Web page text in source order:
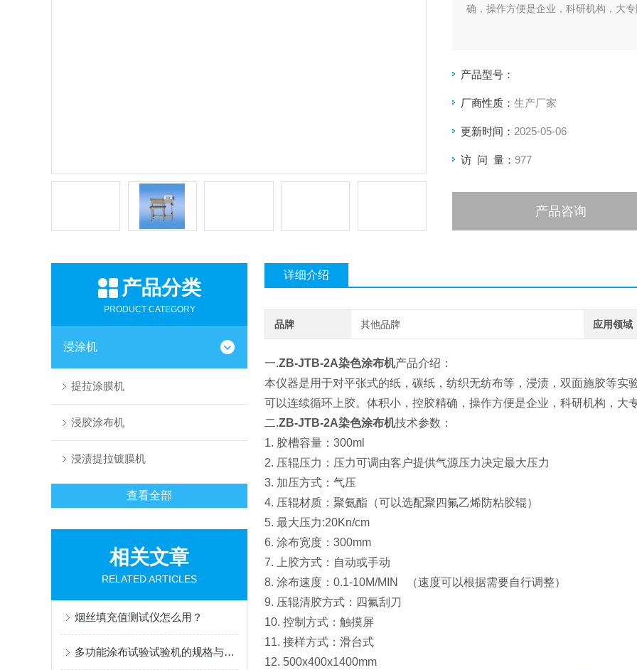
确，操作方便是企业，科研机构，大
产品型号：
厂商性质： 生产厂家
更新时间： 2025-05-06
访 问 量： 977
产品咨询
产品分类
PRODUCT CATEGORY
浸涂机
提拉涂膜机
浸胶涂布机
浸渍提拉镀膜机
查看全部
相关文章
RELATED ARTICLES
烟丝填充值测试仪怎么用？
多功能涂布试验试验机的规格与性能
详细介绍
品牌 其他品牌 应用领域
一.ZB-JTB-2A染色涂布机产品介绍：
本仪器是用于对平张式的纸，碳纸，纺织无纺布等，浸渍，双面施胶等
可以连续循环上胶。体积小，控胶精确，操作方便是企业，科研机构，大
二.ZB-JTB-2A染色涂布机技术参数：
1. 胶槽容量：300ml
2. 压辊压力：压力可调由客户提供气源压力决定最大压力
3. 加压方式：气压
4. 压辊材质：聚氨酯（可以选配聚四氟乙烯防粘胶辊）
5. 最大压力:20Kn/cm
6. 涂布宽度：300mm
7. 上胶方式：自动或手动
8. 涂布速度：0.1-10M/MIN （速度可以根据需要自行调整）
9. 压辊清胶方式：四氟刮刀
10. 控制方式：触摸屏
11. 接样方式：滑台式
12. 500x400x1400mm